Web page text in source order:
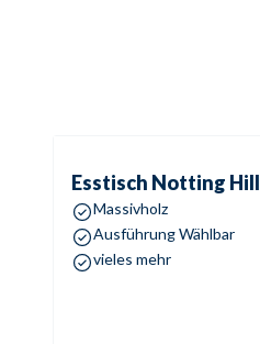
Esstisch Notting Hill
Massivholz
Ausführung Wählbar
vieles mehr